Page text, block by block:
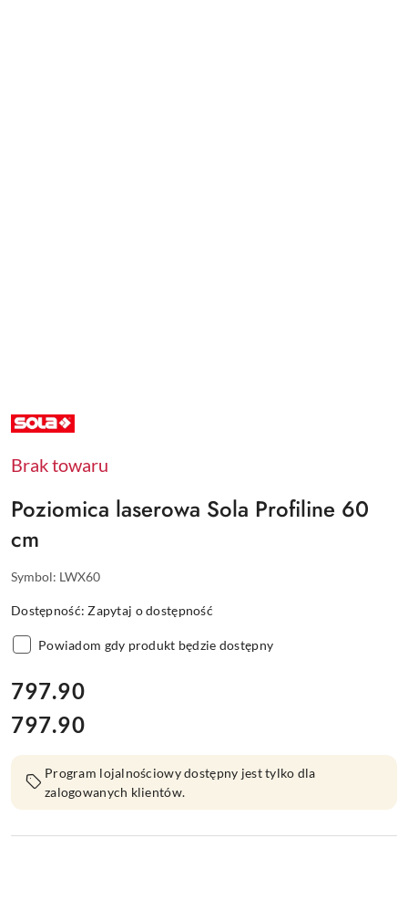
NAZWA
PRODUCENTA:
Brak towaru
Poziomica laserowa Sola Profiline 60
cm
Symbol: LWX60
Dostępność:Zapytaj o dostępność
Powiadom gdy produkt będzie dostępny
cena:
797.90
Cena:
797.90
Program lojalnościowy dostępny jest tylko dla
zalogowanych klientów.